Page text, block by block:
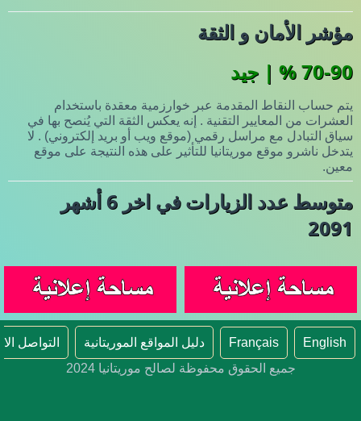
مؤشر الأمان و الثقة
70-90 % | جيد
يتم حساب النقاط المقدمة عبر خوارزمية معقدة باستخدام
العشرات من المعايير التقنية . إنه يعكس الثقة التي يُنصح بها في
سياق التبادل مع مراسل رقمي (موقع ويب أو بريد إلكتروني) . لا
يتدخل ناشرو موقع موريتانيا للتأثير على هذه النتيجة على موقع
معين.
متوسط عدد الزيارات في اخر 6 أشهر
2091
English
Français دليل المواقع الموريتانية
التواصل
جميع الحقوق محفوظة لصالح موريتانيا 2024